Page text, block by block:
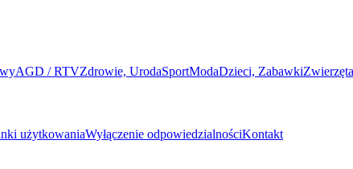
AGD / RTVZdrowie, UrodaSportModaDzieci, ZabawkiZwierzęta
użytkowaniaWyłączenie odpowiedzialnościKontakt